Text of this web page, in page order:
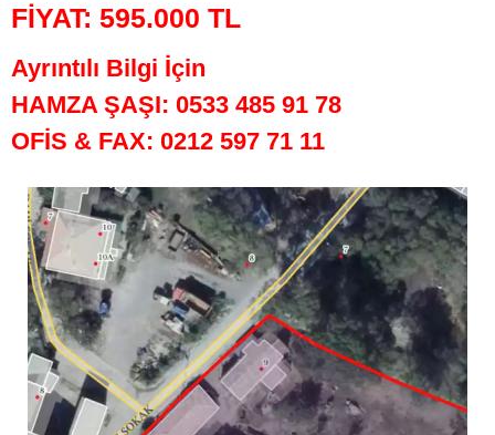
FİYAT: 595.000 TL
Ayrıntılı Bilgi İçin
HAMZA ŞAŞI: 0533 485 91 78
OFİS & FAX: 0212 597 71 11